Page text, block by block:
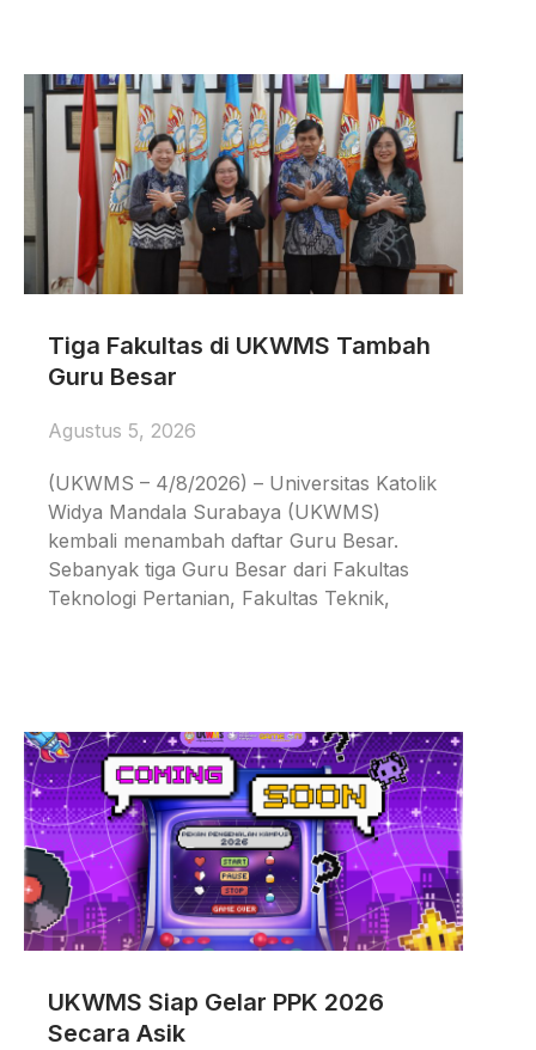
Tiga Fakultas di UKWMS Tambah
Guru Besar
Agustus 5, 2026
(UKWMS – 4/8/2026) – Universitas Katolik
Widya Mandala Surabaya (UKWMS)
kembali menambah daftar Guru Besar.
Sebanyak tiga Guru Besar dari Fakultas
Teknologi Pertanian, Fakultas Teknik,
UKWMS Siap Gelar PPK 2026
Secara Asik